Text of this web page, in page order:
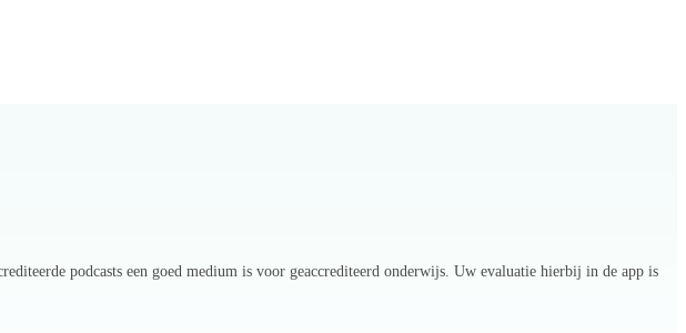
podcasts een goed medium is voor geaccrediteerd onderwijs. Uw evaluatie hierbij in de app is